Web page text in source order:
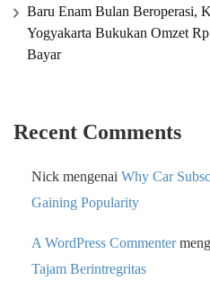
Baru Enam Bulan Beroperasi,
Yogyakarta Bukukan Omzet
Bayar
Recent Comments
Nick mengenai Why Car
Gaining Popularity
A WordPress Commenter
Tajam Berintregritas